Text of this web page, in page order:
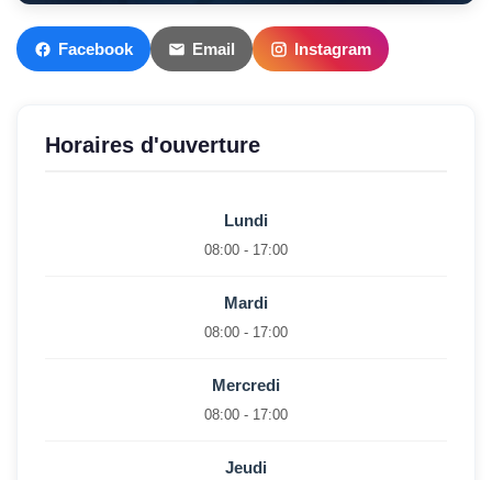
Facebook Email Instagram
Horaires d'ouverture
Lundi
08:00 - 17:00
Mardi
08:00 - 17:00
Mercredi
08:00 - 17:00
Jeudi